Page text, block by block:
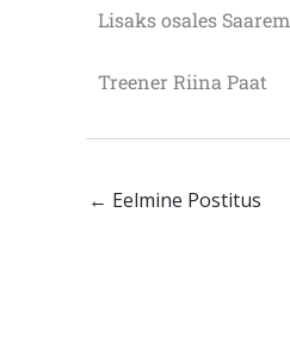
Lisaks osales
Treener Riina Paat
← Eelmine Postitus